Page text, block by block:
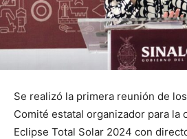
Se realizó la primera reunión de
Comité estatal organizador para la
Eclipse Total Solar 2024 con